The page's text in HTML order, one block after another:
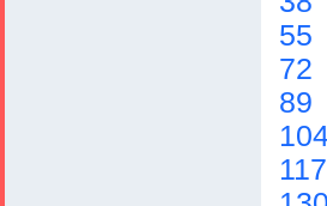
55
72
89
117